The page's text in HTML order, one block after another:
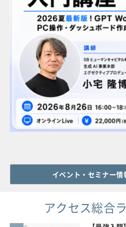
イベント・セミナー
アクセス総合